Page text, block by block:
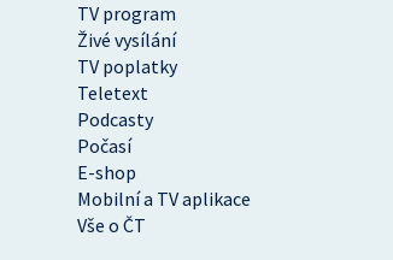
TV program
Živé vysílání
TV poplatky
Teletext
Podcasty
Počasí
E-shop
Mobilní a TV aplikace
Vše o ČT